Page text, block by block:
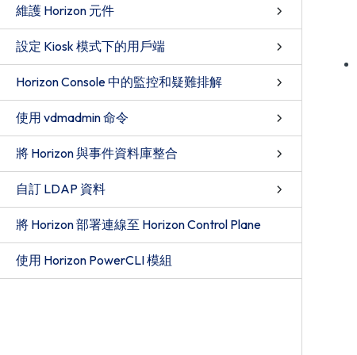
維護 Horizon 元件
設定 Kiosk 模式下的用戶端
Horizon Console 中的監控和疑難排解
使用 vdmadmin 命令
將 Horizon 與事件資料庫整合
自訂 LDAP 資料
將 Horizon 部署連線至 Horizon Control Plane
使用 Horizon PowerCLI 模組